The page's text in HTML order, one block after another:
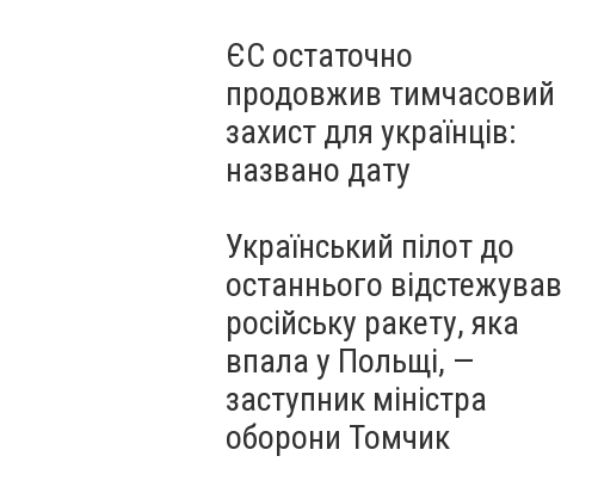
ЄС остаточно
продовжив тимчасовий
захист для українців:
названо дату
Український пілот до
останнього відстежував
російську ракету, яка
впала у Польщі, —
заступник міністра
оборони Томчик